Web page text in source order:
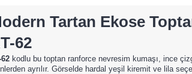
Tartan Ekose
62
62kodlu bu toptan ranforce nevresim kumaşı, ince
ayrılır. Görselde hardal yeşil kiremit ve lila